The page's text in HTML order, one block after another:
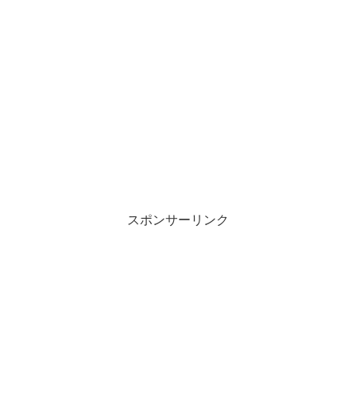
スポンサーリンク